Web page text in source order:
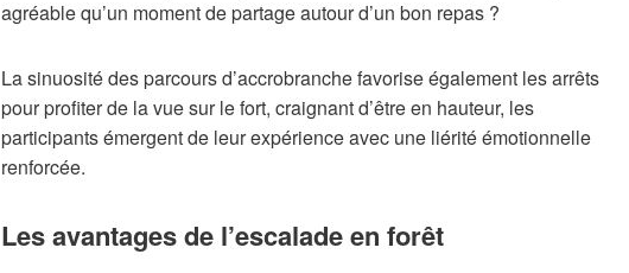
agréable qu’un moment de partage autour d’un bon repas ?
La sinuosité des parcours d’accrobranche favorise également les arrêts
pour profiter de la vue sur le fort, craignant d’être en hauteur, les
participants émergent de leur expérience avec une liérité émotionnelle
renforcée.
Les avantages de l’escalade en forêt